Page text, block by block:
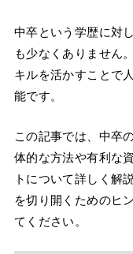
中卒という学歴に対
も少なくありません
キルを活かすことで
能です。
この記事では、中卒
体的な方法や有利な
トについて詳しく解
を切り開くためのヒ
てください。